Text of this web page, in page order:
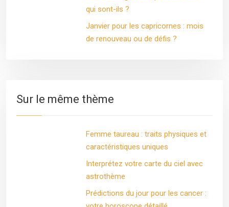
qui sont-ils ?
Janvier pour les capricornes : mois
de renouveau ou de défis ?
Sur le même thème
Femme taureau : traits physiques et
caractéristiques uniques
Interprétez votre carte du ciel avec
astrothème
Prédictions du jour pour les cancer :